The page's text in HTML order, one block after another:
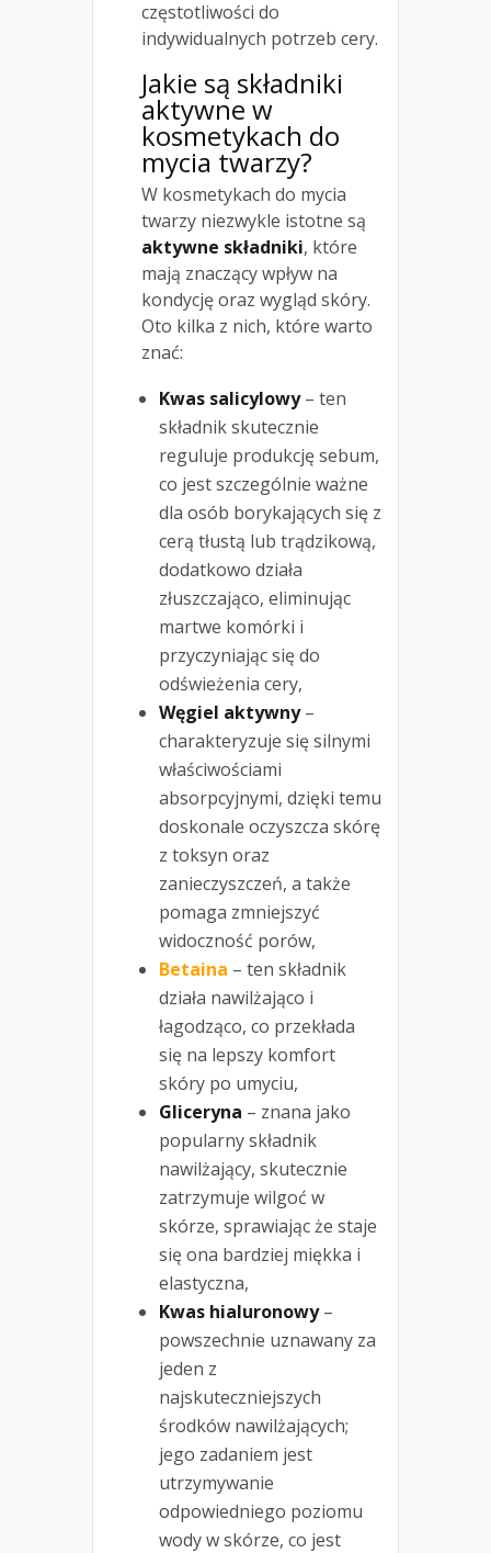
częstotliwości do
indywidualnych potrzeb cery.
Jakie są składniki
aktywne w
kosmetykach do
mycia twarzy?
W kosmetykach do mycia
twarzy niezwykle istotne są
aktywne składniki, które
mają znaczący wpływ na
kondycję oraz wygląd skóry.
Oto kilka z nich, które warto
znać:
Kwas salicylowy– ten
składnik skutecznie
reguluje produkcję sebum,
co jest szczególnie ważne
dla osób borykających się z
cerą tłustą lub trądzikową,
dodatkowo działa
złuszczająco, eliminując
martwe komórki i
przyczyniając się do
odświeżenia cery,
Węgiel aktywny–
charakteryzuje się silnymi
właściwościami
absorpcyjnymi, dzięki temu
doskonale oczyszcza skórę
z toksyn oraz
zanieczyszczeń, a także
pomaga zmniejszyć
widoczność porów,
Betaina – ten składnik
działa nawilżająco i
łagodząco, co przekłada
się na lepszy komfort
skóry po umyciu,
Gliceryna – znana jako
popularny składnik
nawilżający, skutecznie
zatrzymuje wilgoć w
skórze, sprawiając że staje
się ona bardziej miękka i
elastyczna,
Kwas hialuronowy–
powszechnie uznawany za
jeden z
najskuteczniejszych
środków nawilżających;
jego zadaniem jest
utrzymywanie
odpowiedniego poziomu
wody w skórze, co jest